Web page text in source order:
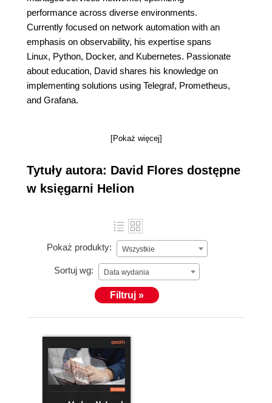
performance across diverse environments.
Currently focused on network automation with an
emphasis on observability, his expertise spans
Linux, Python, Docker, and Kubernetes. Passionate
about education, David shares his knowledge on
implementing solutions using Telegraf, Prometheus,
and Grafana.
[Pokaż więcej]
Tytuły autora: David Flores dostępne
w księgarni Helion
Pokaż produkty: Wszystkie
Sortuj wg: Data wydania
Filtruj »